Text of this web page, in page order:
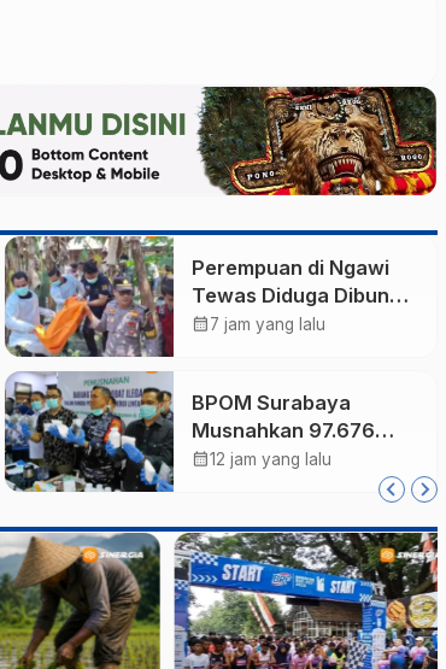
Perempuan di Ngawi
Tewas Diduga Dibunuh
Anak Kandungnya
calendar_month7 jam yang lalu
BPOM Surabaya
Musnahkan 97.676
Tablet Obat Ilegal
Penyalahgunaan di
Kalangan Pelajar
calendar_month12 jam yang lalu